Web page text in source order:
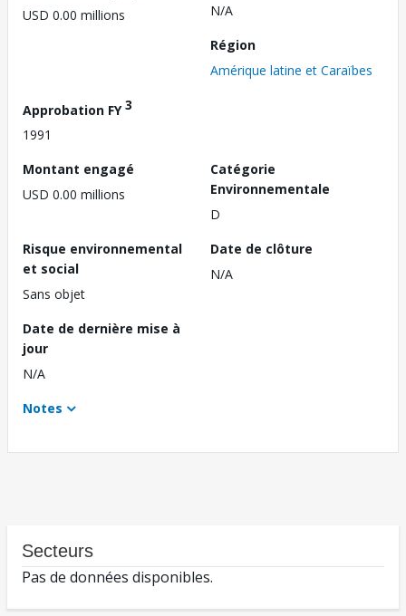
USD 0.00 millions
N/A
Région
Amérique latine et Caraïbes
Approbation FY3
1991
Montant engagé
USD 0.00 millions
Catégorie
Environnementale
D
Risque environnemental
et social
Sans objet
Date de clôture
N/A
Date de dernière mise à
jour
N/A
Notes
Secteurs
Pas de données disponibles.